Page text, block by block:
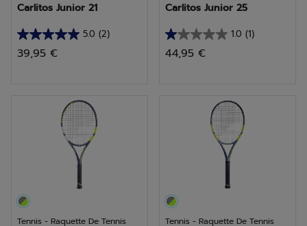
Carlitos Junior 21
5.0 (2)
5.0
sur
39,95 €
Carlitos Junior 25
1.0 (1)
1.0
sur
44,95 €
Tennis - Raquette De Tennis Tennis - Raquette De Tennis